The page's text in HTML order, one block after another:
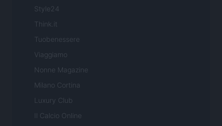
Style24
Think.it
Tuobenessere
Viaggiamo
Nonne Magazine
Milano Cortina
Luxury Club
Il Calcio Online